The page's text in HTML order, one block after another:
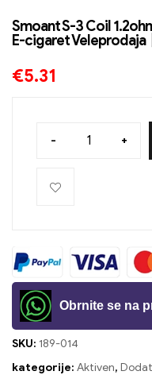
Smoant S-3 Coil
E-cigaret Veleprodaja
€5.31
- +
Obrnite se na
SKU: 189-014
kategorije: Aktiven,